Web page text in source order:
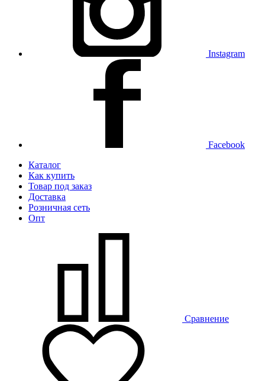
Instagram
Facebook
Каталог
Как купить
Товар под заказ
Доставка
Розничная сеть
Опт
Сравнение